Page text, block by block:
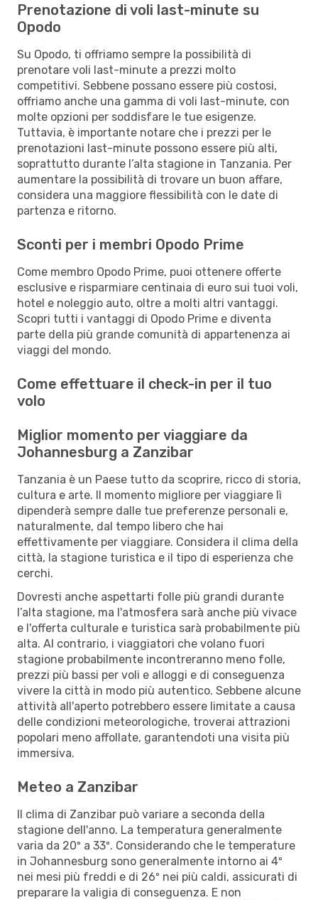
Prenotazione di voli last-minute su
Opodo
Su Opodo, ti offriamo sempre la possibilità di
prenotare voli last-minute a prezzi molto
competitivi. Sebbene possano essere più costosi,
offriamo anche una gamma di voli last-minute, con
molte opzioni per soddisfare le tue esigenze.
Tuttavia, è importante notare che i prezzi per le
prenotazioni last-minute possono essere più alti,
soprattutto durante l’alta stagione in Tanzania. Per
aumentare la possibilità di trovare un buon affare,
considera una maggiore flessibilità con le date di
partenza e ritorno.
Sconti per i membri Opodo Prime
Come membro Opodo Prime, puoi ottenere offerte
esclusive e risparmiare centinaia di euro sui tuoi voli,
hotel e noleggio auto, oltre a molti altri vantaggi.
Scopri tutti i vantaggi di Opodo Prime e diventa
parte della più grande comunità di appartenenza ai
viaggi del mondo.
Come effettuare il check-in per il tuo
volo
Miglior momento per viaggiare da
Johannesburg a Zanzibar
Tanzania è un Paese tutto da scoprire, ricco di storia,
cultura e arte. Il momento migliore per viaggiare lì
dipenderà sempre dalle tue preferenze personali e,
naturalmente, dal tempo libero che hai
effettivamente per viaggiare. Considera il clima della
città, la stagione turistica e il tipo di esperienza che
cerchi.
Dovresti anche aspettarti folle più grandi durante
l’alta stagione, ma l'atmosfera sarà anche più vivace
e l'offerta culturale e turistica sarà probabilmente più
alta. Al contrario, i viaggiatori che volano fuori
stagione probabilmente incontreranno meno folle,
prezzi più bassi per voli e alloggi e di conseguenza
vivere la città in modo più autentico. Sebbene alcune
attività all'aperto potrebbero essere limitate a causa
delle condizioni meteorologiche, troverai attrazioni
popolari meno affollate, garantendoti una visita più
immersiva.
Meteo a Zanzibar
Il clima di Zanzibar può variare a seconda della
stagione dell'anno. La temperatura generalmente
varia da 20º a 33º. Considerando che le temperature
in Johannesburg sono generalmente intorno ai 4º
nei mesi più freddi e di 26º nei più caldi, assicurati di
preparare la valigia di conseguenza. E non